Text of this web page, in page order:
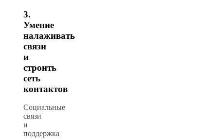
3.
Умение
налаживать
связи
и
строить
сеть
контактов
Социальные
связи
и
поддержка